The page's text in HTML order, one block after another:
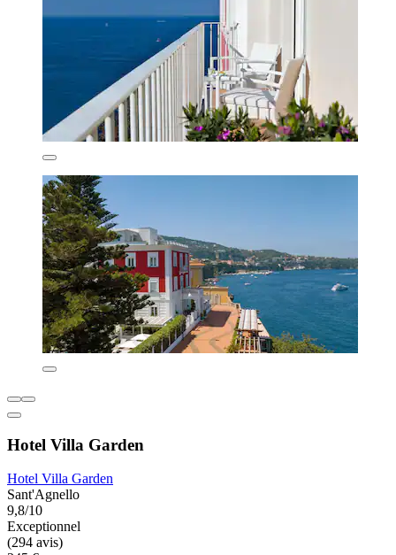
Hotel Villa Garden
Hotel Villa Garden
Sant'Agnello
9,8/10
Exceptionnel
(294 avis)